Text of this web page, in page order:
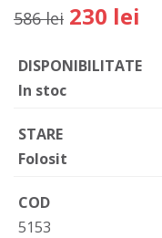
586 lei 230 lei
DISPONIBILITATE
In stoc
STARE
Folosit
COD
5153